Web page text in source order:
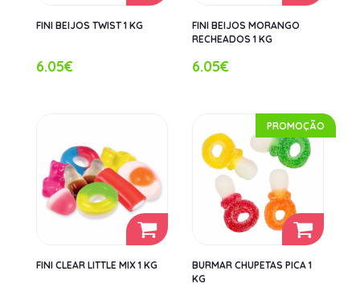
FINI BEIJOS TWIST 1 KG
6.05€
FINI BEIJOS MORANGO
RECHEADOS 1 KG
6.05€
FINI CLEAR LITTLE MIX 1 KG
PROMOÇÃO
BURMAR CHUPETAS PICA 1
KG